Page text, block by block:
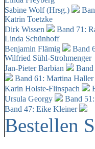
Sabine Wolf (Hrsg.)
Katrin Toetzke
Dirk Wissen
Band 71:
Linda Schünhoff
Benjamin Flämig
Band
Wilfried Sühl-Strohmenger
Jan-Pieter Barbian
Band
Band 61: Martina Haller
Karin Holste-Flinspach
Ursula Georgy
Band
Band 47: Eike Kleiner
Bestellen